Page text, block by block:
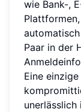
wie Bank-,
Paar in der
Eine